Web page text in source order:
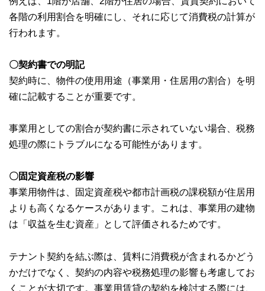
各階の利用割合を明確にし、それに応じて消費税の計算が
行われます。
〇契約書での明記
契約時に、物件の使用用途（事業用・住居用の割合）を明
確に記載することが重要です。
事業用としての割合が契約書に示されていない場合、税務
処理の際にトラブルになる可能性があります。
〇固定資産税の影響
事業用物件は、固定資産税や都市計画税の課税額が住居用
よりも高くなるケースがあります。これは、事業用の建物
は「収益を生む資産」として評価されるためです。
テナント契約を結ぶ際は、賃料に消費税が含まれるかどう
かだけでなく、契約の内容や税務処理の影響も考慮してお
くことが大切です。事業用賃貸の契約を検討する際には、